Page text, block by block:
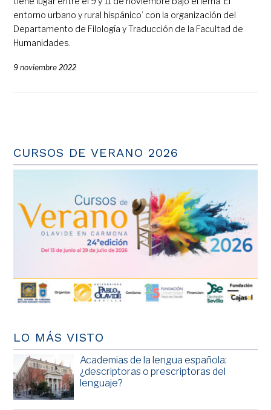
entorno urbano y rural hispánico’ con la organización del
Departamento de Filología y Traducción de la Facultad de
Humanidades.
9 noviembre 2022
CURSOS DE VERANO 2026
LO MÁS VISTO
Academias de la lengua española:
¿descriptoras o prescriptoras del
lenguaje?